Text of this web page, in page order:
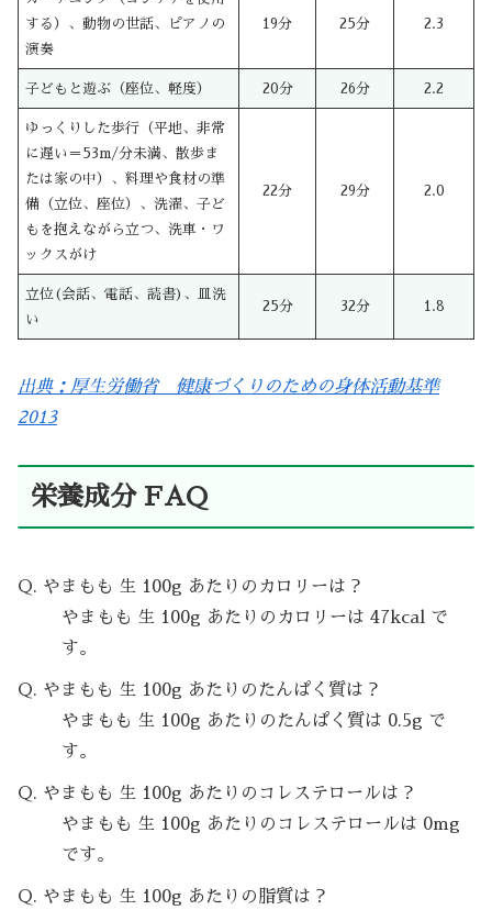
する）、動物の世話、ピアノの
演奏
19分 25分 2.3
子どもと遊ぶ（座位、軽度） 20分 26分 2.2
ゆっくりした歩行（平地、非常
に遅い＝53m/分未満、散歩ま
たは家の中）、料理や食材の準
備（立位、座位）、洗濯、子ど
もを抱えながら立つ、洗車・ワ
ックスがけ
22分 29分 2.0
立位(会話、電話、読書)、皿洗
い
25分 32分 1.8
出典：厚生労働省 健康づくりのための身体活動基準
2013
栄養成分 FAQ
Q. やまもも 生 100g あたりのカロリーは？
やまもも 生 100g あたりのカロリーは 47kcal で
す。
Q. やまもも 生 100g あたりのたんぱく質は？
やまもも 生 100g あたりのたんぱく質は 0.5g で
す。
Q. やまもも 生 100g あたりのコレステロールは？
やまもも 生 100g あたりのコレステロールは 0mg
です。
Q. やまもも 生 100g あたりの脂質は？